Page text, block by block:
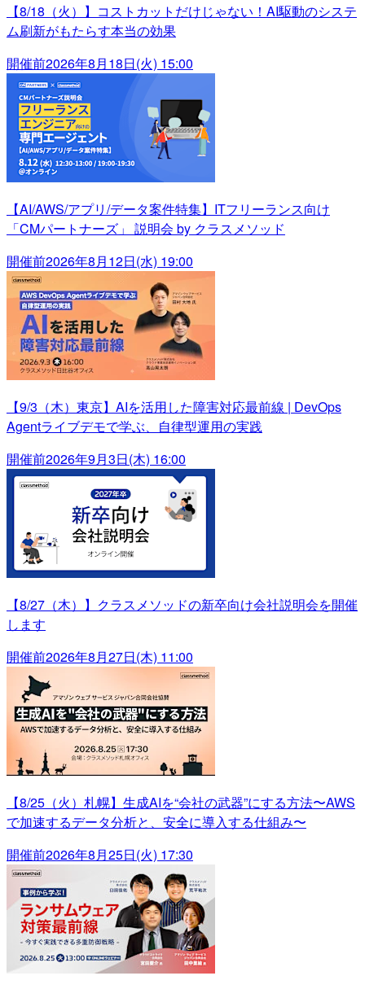
【8/18（火）】コストカットだけじゃない！AI駆動のシステ
ム刷新がもたらす本当の効果
開催前2026年8月18日(火) 15:00
【AI/AWS/アプリ/データ案件特集】ITフリーランス向け
「CMパートナーズ」 説明会 by クラスメソッド
開催前2026年8月12日(水) 19:00
【9/3（木）東京】AIを活用した障害対応最前線 | DevOps
Agentライブデモで学ぶ、自律型運用の実践
開催前2026年9月3日(木) 16:00
【8/27（木）】クラスメソッドの新卒向け会社説明会を開催
します
開催前2026年8月27日(木) 11:00
【8/25（火）札幌】生成AIを“会社の武器”にする方法〜AWS
で加速するデータ分析と、安全に導入する仕組み〜
開催前2026年8月25日(火) 17:30